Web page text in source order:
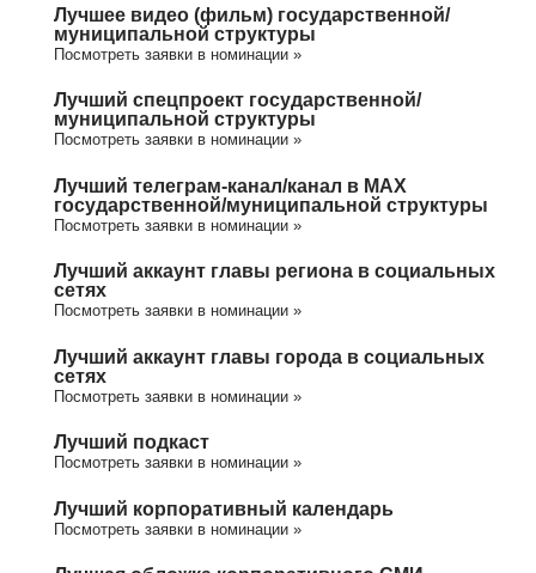
Лучшее видео (фильм) государственной/
муниципальной структуры
Посмотреть заявки в номинации »
Лучший спецпроект государственной/
муниципальной структуры
Посмотреть заявки в номинации »
Лучший телеграм-канал/канал в МАХ
государственной/муниципальной структуры
Посмотреть заявки в номинации »
Лучший аккаунт главы региона в социальных
сетях
Посмотреть заявки в номинации »
Лучший аккаунт главы города в социальных
сетях
Посмотреть заявки в номинации »
Лучший подкаст
Посмотреть заявки в номинации »
Лучший корпоративный календарь
Посмотреть заявки в номинации »